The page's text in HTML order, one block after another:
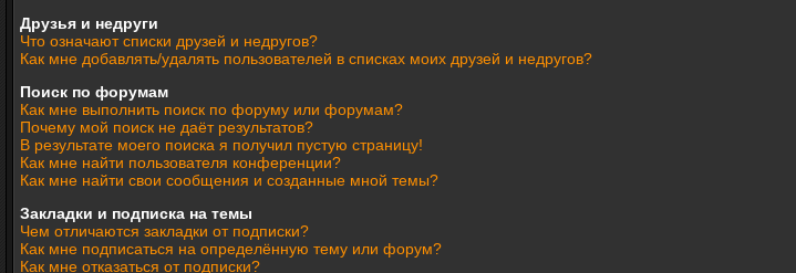
Друзья и недруги
Что означают списки друзей и недругов?
Как мне добавлять/удалять пользователей в списках моих друзей и недругов?
Поиск по форумам
Как мне выполнить поиск по форуму или форумам?
Почему мой поиск не даёт результатов?
В результате моего поиска я получил пустую страницу!
Как мне найти пользователя конференции?
Как мне найти свои сообщения и созданные мной темы?
Закладки и подписка на темы
Чем отличаются закладки от подписки?
Как мне подписаться на определённую тему или форум?
Как мне отказаться от подписки?